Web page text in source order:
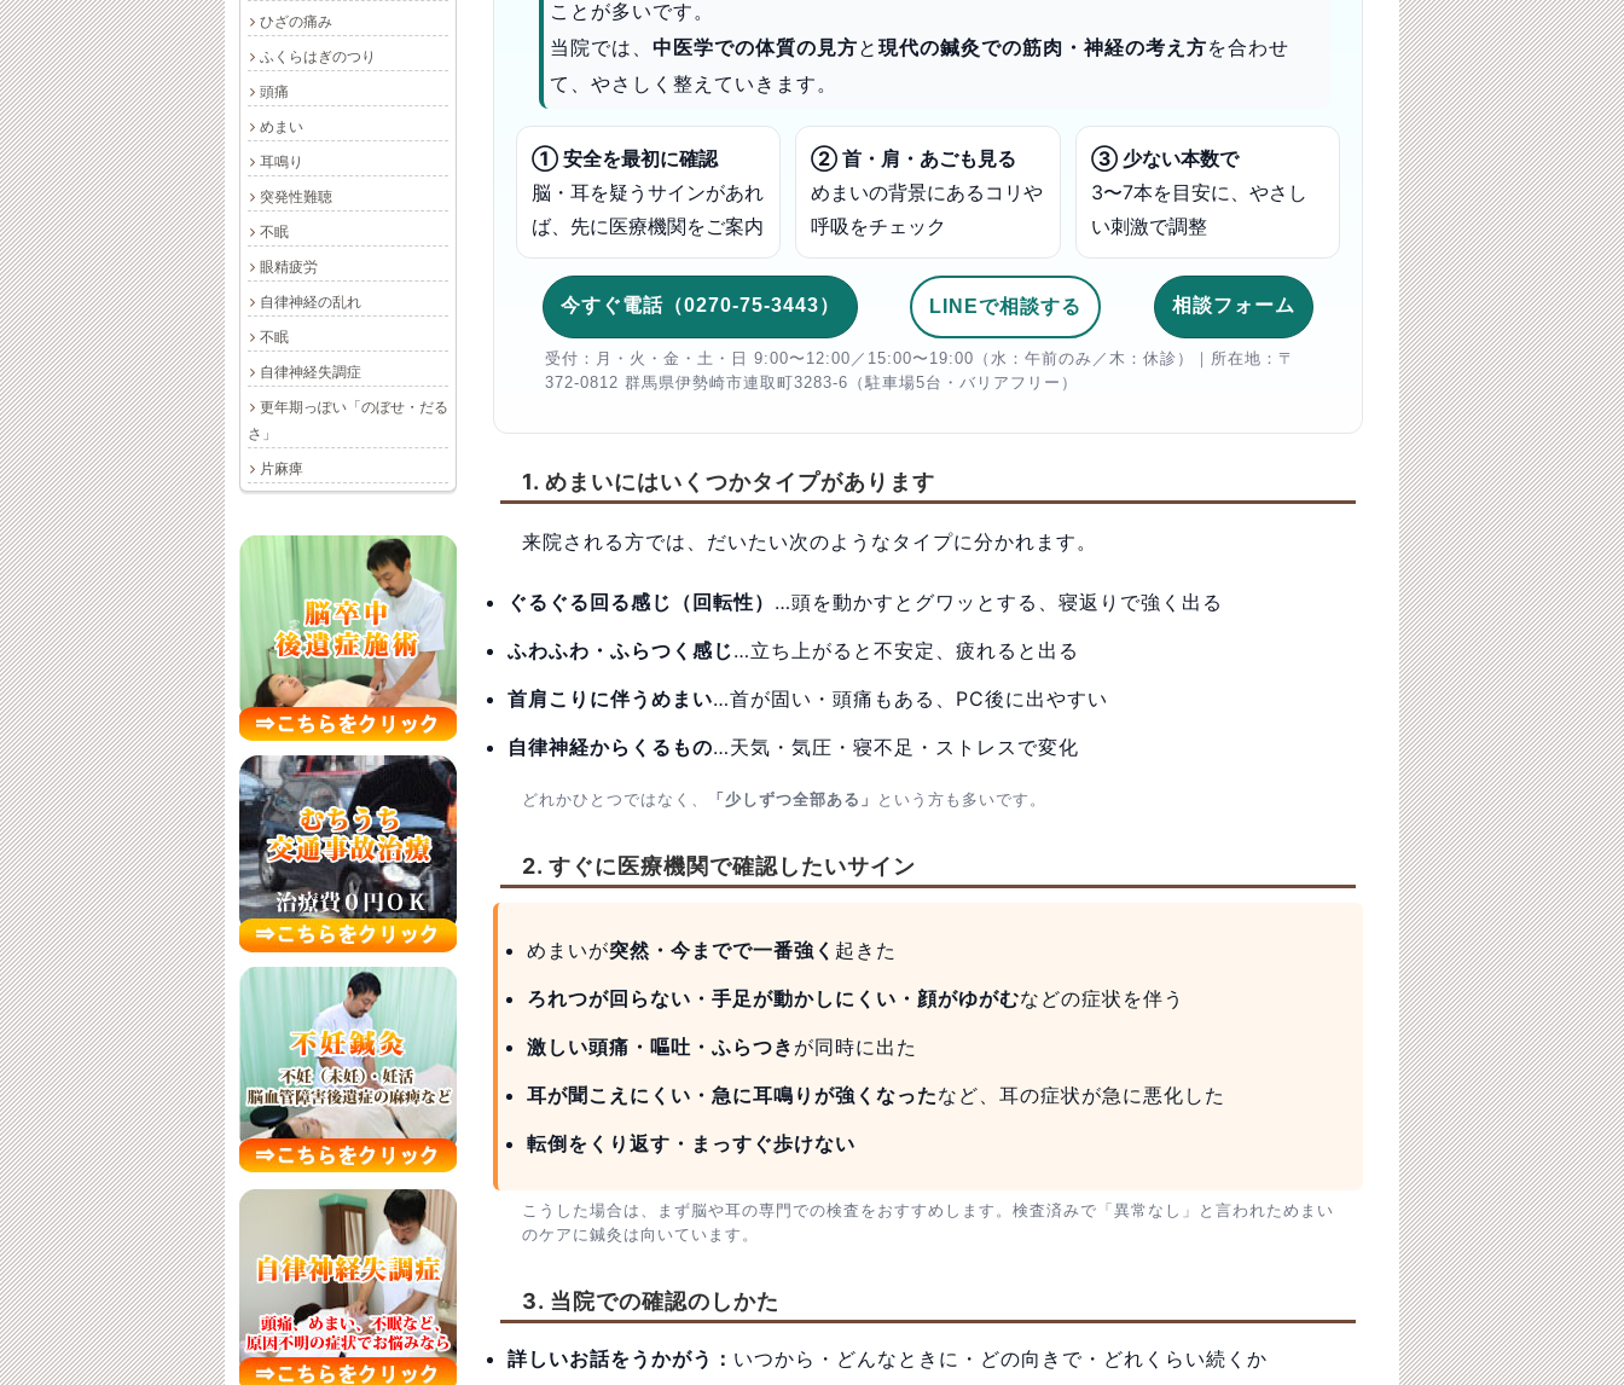
ことが多いです。
当院では、 中医学での体質の見方と 現代の鍼灸での筋肉・神経の考え方を合わせ
て、やさしく整えていきます。
① 安全を最初に確認
脳・耳を疑うサインがあれ
ば、先に医療機関をご案内
② 首・肩・あごも見る
めまいの背景にあるコリや
呼吸をチェック
③ 少ない本数で
3〜7本を目安に、やさし
い刺激で調整
今すぐ電話（0270-75-3443） LINEで相談する 相談フォーム
受付：月・火・金・土・日 9:00〜12:00／15:00〜19:00（水：午前のみ／木：休診）｜所在地：〒
372-0812 群馬県伊勢崎市連取町3283-6（駐車場5台・バリアフリー）
1. めまいにはいくつかタイプがあります
来院される方では、だいたい次のようなタイプに分かれます。
ぐるぐる回る感じ（回転性） …頭を動かすとグワッとする、寝返りで強く出る
ふわふわ・ふらつく感じ…立ち上がると不安定、疲れると出る
首肩こりに伴うめまい…首が固い・頭痛もある、PC後に出やすい
自律神経からくるもの…天気・気圧・寝不足・ストレスで変化
どれかひとつではなく、 「少しずつ全部ある」 という方も多いです。
2. すぐに医療機関で確認したいサイン
めまいが突然・今までで一番強く 起きた
ろれつが回らない・手足が動かしにくい・顔がゆがむなどの症状を伴う
激しい頭痛・嘔吐・ふらつき が同時に出た
耳が聞こえにくい・急に耳鳴りが強くなったなど、耳の症状が急に悪化した
転倒をくり返す・まっすぐ歩けない
こうした場合は、まず脳や耳の専門での検査をおすすめします。検査済みで「異常なし」と言われためまい
のケアに鍼灸は向いています。
3. 当院での確認のしかた
詳しいお話をうかがう： いつから・どんなときに・どの向きで・どれくらい続くか
ひざの痛み
ふくらはぎのつり
頭痛
めまい
耳鳴り
突発性難聴
不眠
眼精疲労
自律神経の乱れ
不眠
自律神経失調症
更年期っぽい「のぼせ・だる
さ」
片麻痺